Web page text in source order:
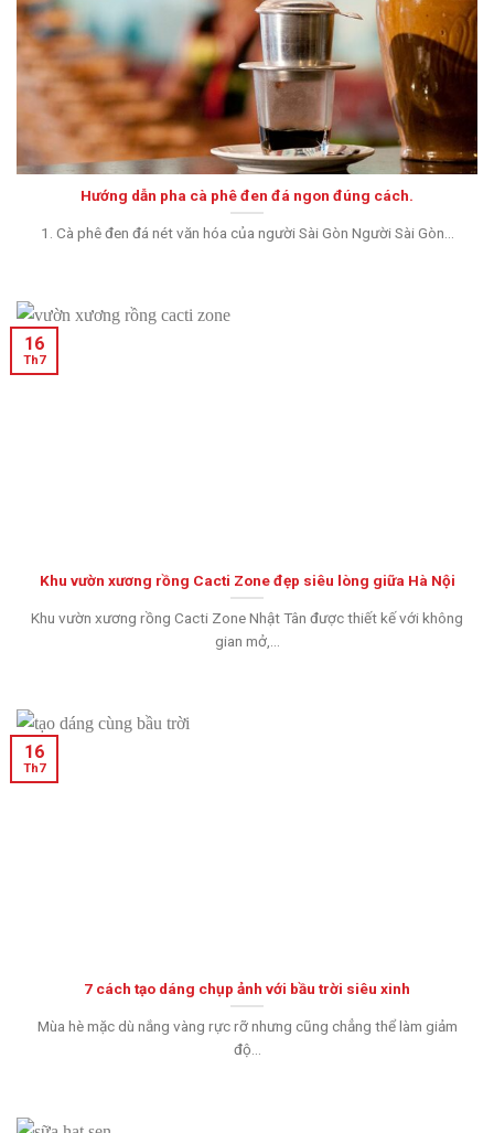
Hướng dẫn pha cà phê đen đá ngon đúng cách.
1. Cà phê đen đá nét văn hóa của người Sài Gòn Người Sài Gòn...
Khu vườn xương rồng Cacti Zone đẹp siêu lòng giữa Hà Nội
Khu vườn xương rồng Cacti Zone Nhật Tân được thiết kế với không
gian mở,...
16
Th7
7 cách tạo dáng chụp ảnh với bầu trời siêu xinh
Mùa hè mặc dù nắng vàng rực rỡ nhưng cũng chẳng thể làm giảm
độ...
16
Th7